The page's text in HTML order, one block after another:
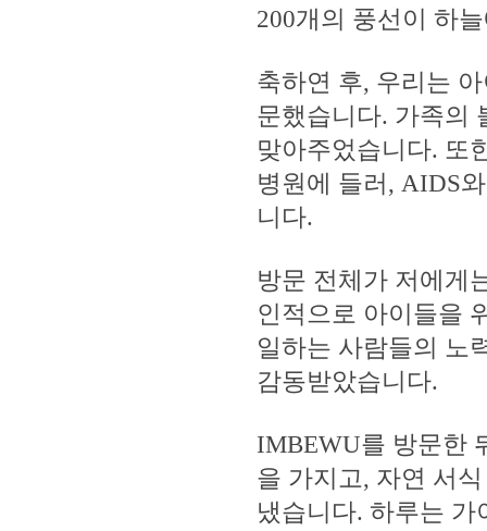
200개의 풍선이 하
축하연 후, 우리는
문했습니다. 가족의
맞아주었습니다. 또
병원에 들러, AIDS
니다.
방문 전체가 저에게
인적으로 아이들을
일하는 사람들의 노
감동받았습니다.
IMBEWU를 방문한
을 가지고, 자연 서
냈습니다. 하루는